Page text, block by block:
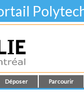
Déposer Parcourir